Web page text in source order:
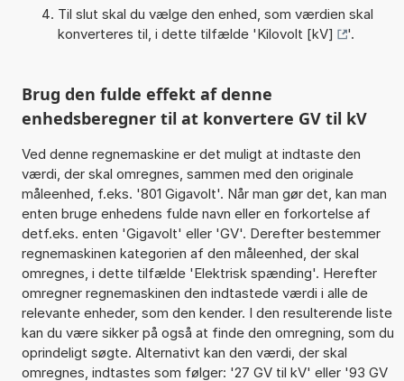
Til slut skal du vælge den enhed, som værdien skal
konverteres til, i dette tilfælde 'Kilovolt [kV] '.
Brug den fulde effekt af denne
enhedsberegner til at konvertere GV til kV
Ved denne regnemaskine er det muligt at indtaste den
værdi, der skal omregnes, sammen med den originale
måleenhed, f.eks. '801 Gigavolt'. Når man gør det, kan man
enten bruge enhedens fulde navn eller en forkortelse af
detf.eks. enten 'Gigavolt' eller 'GV'. Derefter bestemmer
regnemaskinen kategorien af den måleenhed, der skal
omregnes, i dette tilfælde 'Elektrisk spænding'. Herefter
omregner regnemaskinen den indtastede værdi i alle de
relevante enheder, som den kender. I den resulterende liste
kan du være sikker på også at finde den omregning, som du
oprindeligt søgte. Alternativt kan den værdi, der skal
omregnes, indtastes som følger: '27 GV til kV' eller '93 GV